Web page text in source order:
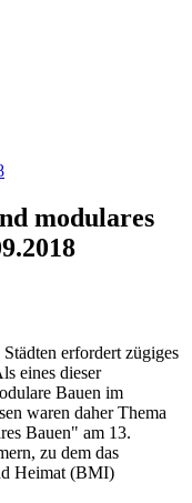
modulares
erfordert zügiges
eines dieser
Bauen im
waren daher Thema
Bauen" am 13.
zu dem das
Heimat (BMI)